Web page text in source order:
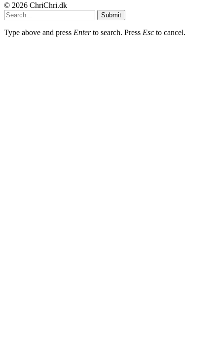
© 2026 ChriChri.dk
Submit
Type above and press Enterto search. Press Esc to cancel.